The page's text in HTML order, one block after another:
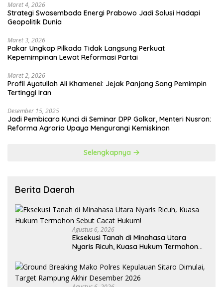
Maret 4, 2026
Strategi Swasembada Energi Prabowo Jadi Solusi Hadapi
Geopolitik Dunia
Maret 3, 2026
Pakar Ungkap Pilkada Tidak Langsung Perkuat
Kepemimpinan Lewat Reformasi Partai
Maret 2, 2026
Profil Ayatullah Ali Khamenei: Jejak Panjang Sang Pemimpin
Tertinggi Iran
Desember 15, 2025
Jadi Pembicara Kunci di Seminar DPP Golkar, Menteri Nusron:
Reforma Agraria Upaya Mengurangi Kemiskinan
Selengkapnya
Berita Daerah
Agustus 6, 2026
Eksekusi Tanah di Minahasa Utara
Nyaris Ricuh, Kuasa Hukum Termohon